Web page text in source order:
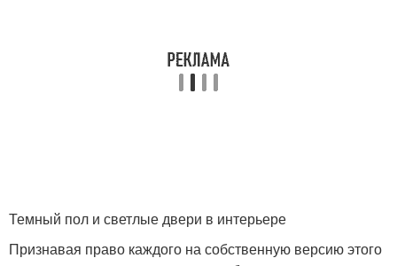
Темный пол и светлые двери в интерьере
Признавая право каждого на собственную версию этого